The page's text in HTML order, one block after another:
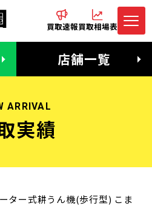
買取速報買取相場表
店舗一覧
電話でお問合わせ
営業時間：11:00〜20:00
ARRIVAL
実績
ター式耕うん機(歩行型) こま